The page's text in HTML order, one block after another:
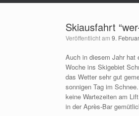
Skiausfahrt
Veröffentlicht am 9.
Auch in diesem Jahr
Woche ins Skigebiet
das Wetter sehr gut
sonnigen Tag im
keine Wartezeiten am
in der Après-Bar